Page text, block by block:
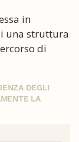
in
una struttura
di
DEGLI
LA